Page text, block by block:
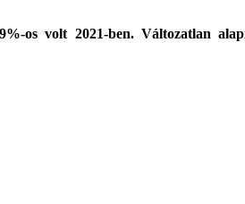
os volt 2021-ben. Változatlan